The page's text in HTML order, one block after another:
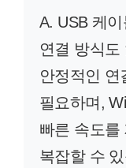
A. USB 케
연결 방식도
안정적인 연
필요하며,
빠른 속도를
복잡할 수